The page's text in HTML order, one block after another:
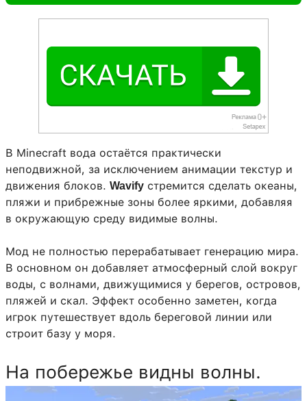
В Minecraft вода остаётся практически
неподвижной, за исключением анимации текстур и
движения блоков. Wavify стремится сделать океаны,
пляжи и прибрежные зоны более яркими, добавляя
в окружающую среду видимые волны.
Мод не полностью перерабатывает генерацию мира.
В основном он добавляет атмосферный слой вокруг
воды, с волнами, движущимися у берегов, островов,
пляжей и скал. Эффект особенно заметен, когда
игрок путешествует вдоль береговой линии или
строит базу у моря.
На побережье видны волны.